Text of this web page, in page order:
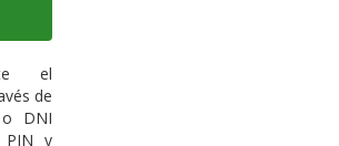
el
de
o DNI
PIN y